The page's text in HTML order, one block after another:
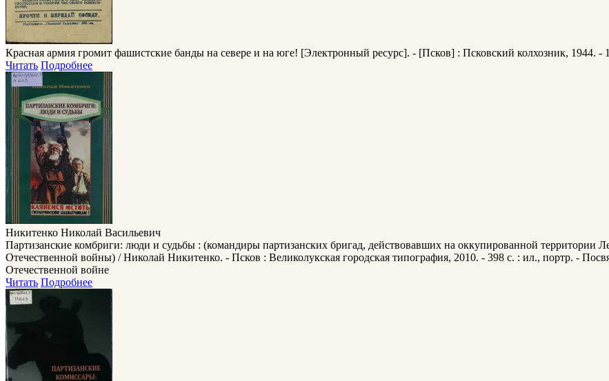
Красная армия громит фашистские банды на севере и на юге! [Электронный ресурс]. - [Псков] : Псковский колхозник, 1944. -
Читать Подробнее
Никитенко Николай Васильевич
Партизанские комбриги: люди и судьбы : (командиры партизанских бригад, действовавших на оккупированной территории
Отечественной войны) / Николай Никитенко. - Псков : Великолукская городская типография, 2010. - 398 с. : ил., портр. -
Отечественной войне
Читать Подробнее